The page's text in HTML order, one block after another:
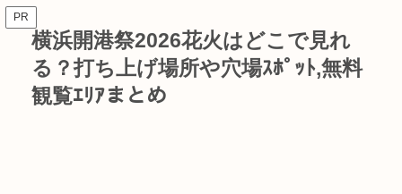
PR
横浜開港祭2026花火はどこで見れ
る？打ち上げ場所や穴場ｽﾎﾟｯﾄ,無料
観覧ｴﾘｱまとめ